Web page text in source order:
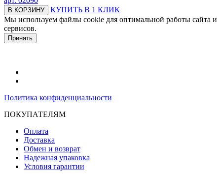
В КОРЗИНУ
КУПИТЬ В 1 КЛИК
Мы используем файлы cookie для оптимальной работы сайта и
сервисов.
Принять
Политика конфиденциальности
ПОКУПАТЕЛЯМ
Оплата
Доставка
Обмен и возврат
Надежная упаковка
Условия гарантии